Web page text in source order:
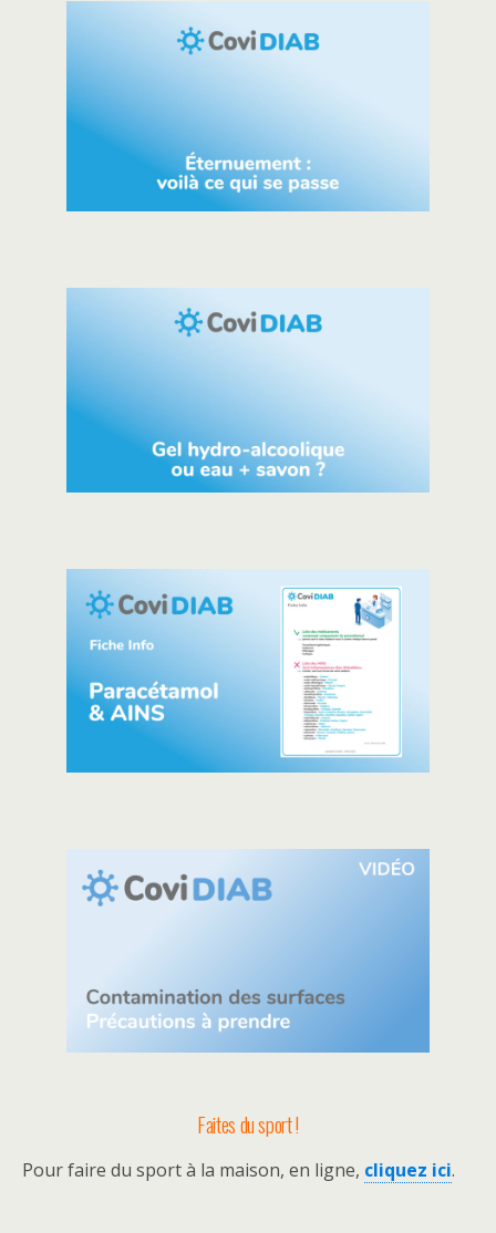
Faites du sport !
Pour faire du sport à la maison, en ligne, cliquez ici.